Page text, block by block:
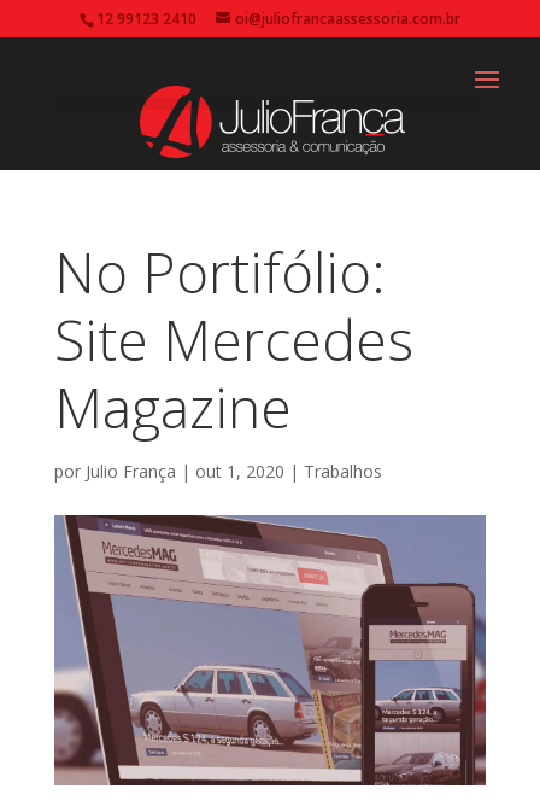
12 99123 2410 oi@juliofrancaassessoria.com.br
No Portifólio:
Site Mercedes
Magazine
por Julio França | out 1, 2020 | Trabalhos